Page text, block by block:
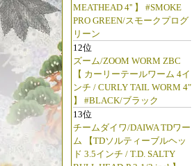
MEATHEAD 4'' 】 #SMOKE
PRO GREEN/スモークプログ
リーン
12位
ズーム/ZOOM WORM ZBC
【 カーリーテールワーム 4イ
ンチ / CURLY TAIL WORM 4"
】 #BLACK/ブラック
13位
チームダイワ/DAIWA TDワー
ム 【TDソルティーブルヘッ
ド 3.5インチ / T.D. SALTY